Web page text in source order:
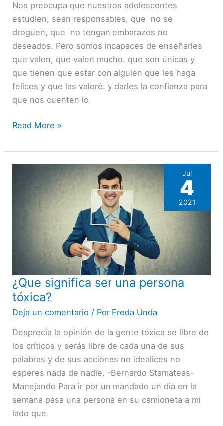
Nos preocupa que nuestros adolescentes
estudien, sean responsables, que no se
droguen, que no tengan embarazos no
deseados. Pero somos incapaces de enseñarles
que valen, que valen mucho. que son únicas y
que tienen que estar con alguien que les haga
felices y que las valoré. y darles la confianza para
que nos cuenten lo
un
amor
tóxico.
Read More »
¿Que significa ser una persona
tóxica?
Deja un comentario / Por Freda Unda
Desprecia la opinión de la gente tóxica se libre de
los críticos y serás libre de cada una de sus
palabras y de sus acciónes no idealices no
esperes nada de nadie. -Bernardo Stamateas-
Manejando Para ir por un mandado un dia en la
semana pasa una persona en su camioneta a mi
lado que
¿Que
significa
ser
persona
tóxica?
Jul
4
2021